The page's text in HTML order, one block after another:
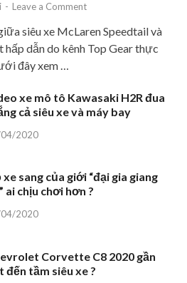
- Leave a Comment
siêu xe McLaren Speedtail và
dẫn do kênh Top Gear thực
đây xem …
xe mô tô Kawasaki H2R đua
cả siêu xe và máy bay
2020
sang của giới “đại gia giang
ai chịu chơi hơn ?
2020
Corvette C8 2020 gần
đến tầm siêu xe ?